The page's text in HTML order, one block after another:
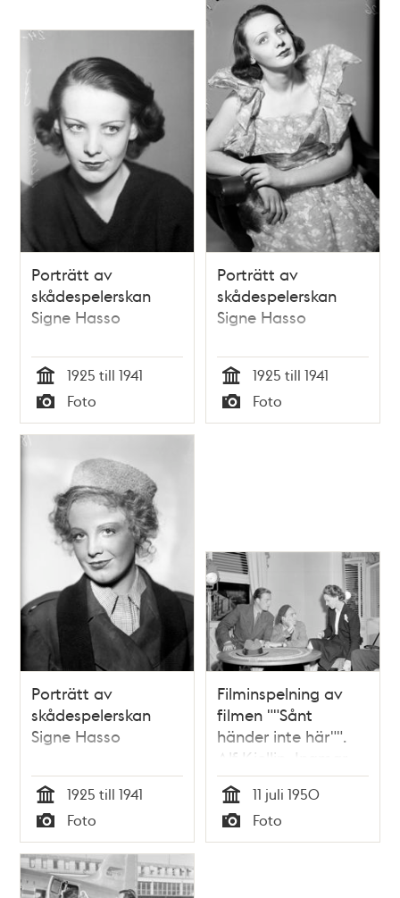
Porträtt av
skådespelerskan
Signe Hasso
Tid
1925 till 1941
Typ
Foto
Porträtt av
skådespelerskan
Signe Hasso
Tid
1925 till 1941
Typ
Foto
Porträtt av
skådespelerskan
Signe Hasso
Tid
1925 till 1941
Typ
Foto
Filminspelning av
filmen ""Sånt
händer inte här"".
Alf Kjellin, Ingmar
Bergman, Signe
Hasso
Tid
11 juli 1950
Typ
Foto